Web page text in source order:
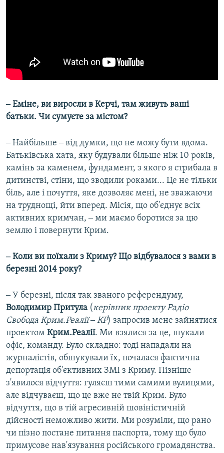
‒ Еміне, ви виросли в Керчі, там живуть ваші
батьки. Чи сумуєте за містом?
‒ Найбільше ‒ від думки, що не можу бути вдома.
Батьківська хата, яку будували більше ніж 10 років,
камінь за каменем, фундамент, з якого я стрибала в
дитинстві, стіни, що зводили роками... Це не тільки
біль, але і почуття, яке дозволяє мені, не зважаючи
на труднощі, йти вперед. Місія, що об'єднує всіх
активних кримчан, ‒ ми маємо боротися за цю
землю і повернути Крим.
‒ Коли ви поїхали з Криму? Що відбувалося з вами в
березні 2014 року?
‒ У березні, після так званого референдуму,
Володимир Притула (керівник проекту Радiо
Свобода Крим.Реалії ‒ КР) запросив мене зайнятися
проектом Крим.Реалії. Ми взялися за це, шукали
офіс, команду. Було складно: тоді нападали на
журналістів, обшукували їх, почалася фактична
депортація об'єктивних ЗМІ з Криму. Пізніше
з'явилося відчуття: гуляєш тими самими вулицями,
але відчуваєш, що це вже не твій Крим. Було
відчуття, що в тій агресивній шовіністичній
дійсності неможливо жити. Ми розуміли, що рано
чи пізно постане питання паспорта, тому що було
примусове нав'язування російського громадянства.